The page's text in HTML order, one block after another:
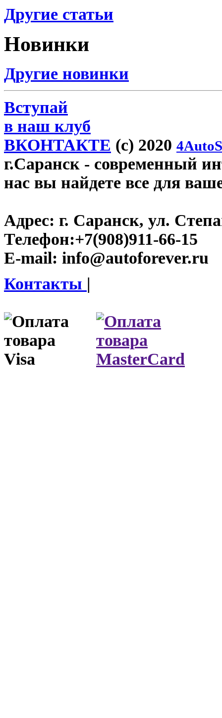
Другие статьи
Новинки
Другие новинки
Вступай
в наш клуб
ВКОНТАКТЕ (c) 2020
г.Саранск - современный
нас вы найдете все для
Адрес: г. Саранск, ул.
Телефон:+7(908)911-66-15
E-mail: info@autoforever.ru
Контакты |